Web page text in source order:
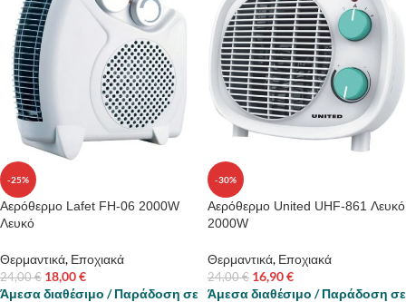
-25%
Αερόθερμο Lafet FH-06 2000W
Λευκό
Θερμαντικά, Εποχιακά
24,00€ 18,00€
Άμεσα διαθέσιμο / Παράδοση σε
-30%
Αερόθερμο United UHF-861 Λευκό
2000W
Θερμαντικά, Εποχιακά
24,00€ 16,90€
Άμεσα διαθέσιμο / Παράδοση σε